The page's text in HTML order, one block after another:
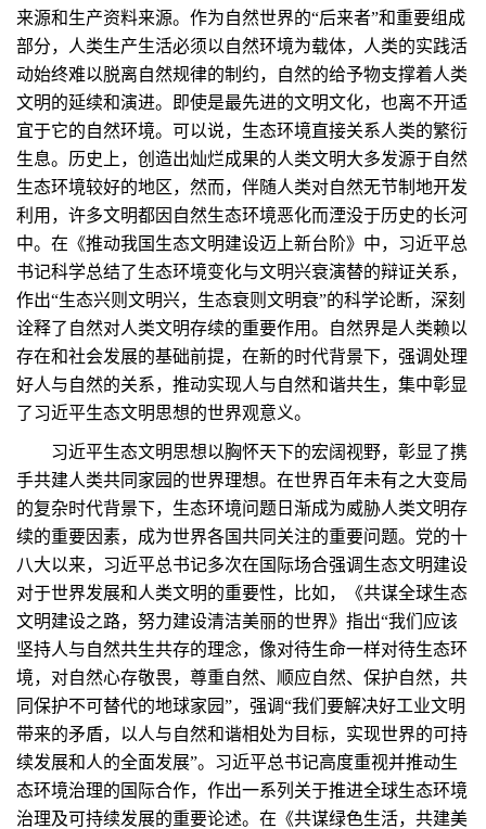
来源和生产资料来源。作为自然世界的“后来者”和重要组成
部分，人类生产生活必须以自然环境为载体，人类的实践活
动始终难以脱离自然规律的制约，自然的给予物支撑着人类
文明的延续和演进。即使是最先进的文明文化，也离不开适
宜于它的自然环境。可以说，生态环境直接关系人类的繁衍
生息。历史上，创造出灿烂成果的人类文明大多发源于自然
生态环境较好的地区，然而，伴随人类对自然无节制地开发
利用，许多文明都因自然生态环境恶化而湮没于历史的长河
中。在《推动我国生态文明建设迈上新台阶》中，习近平总
书记科学总结了生态环境变化与文明兴衰演替的辩证关系，
作出“生态兴则文明兴，生态衰则文明衰”的科学论断，深刻
诠释了自然对人类文明存续的重要作用。自然界是人类赖以
存在和社会发展的基础前提，在新的时代背景下，强调处理
好人与自然的关系，推动实现人与自然和谐共生，集中彰显
了习近平生态文明思想的世界观意义。
习近平生态文明思想以胸怀天下的宏阔视野，彰显了携
手共建人类共同家园的世界理想。在世界百年未有之大变局
的复杂时代背景下，生态环境问题日渐成为威胁人类文明存
续的重要因素，成为世界各国共同关注的重要问题。党的十
八大以来，习近平总书记多次在国际场合强调生态文明建设
对于世界发展和人类文明的重要性，比如，《共谋全球生态
文明建设之路，努力建设清洁美丽的世界》指出“我们应该
坚持人与自然共生共存的理念，像对待生命一样对待生态环
境，对自然心存敬畏，尊重自然、顺应自然、保护自然，共
同保护不可替代的地球家园”，强调“我们要解决好工业文明
带来的矛盾，以人与自然和谐相处为目标，实现世界的可持
续发展和人的全面发展”。习近平总书记高度重视并推动生
态环境治理的国际合作，作出一系列关于推进全球生态环境
治理及可持续发展的重要论述。在《共谋绿色生活，共建美